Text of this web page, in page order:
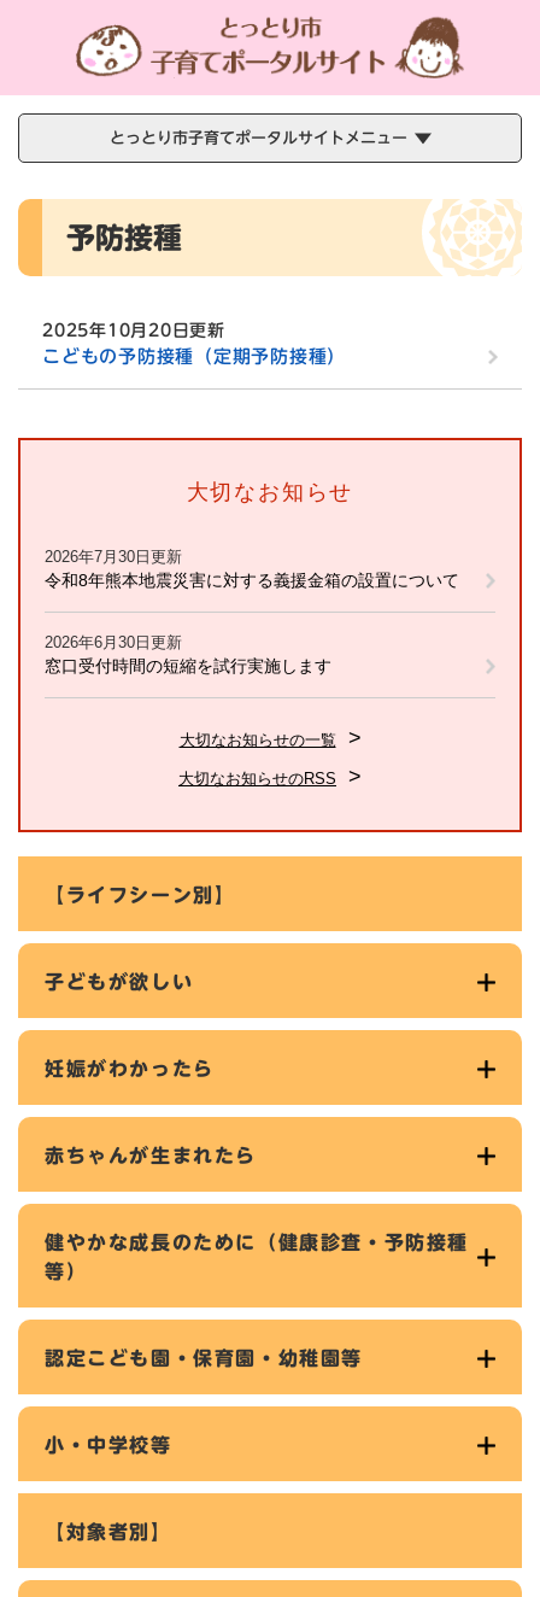
メニューを飛ばして本文へ
とっとり市子育てポータルサイトメニュー
本
予防接種
2025年10月20日更新
こどもの予防接種（定期予防接種）
大切なお知らせ
2026年7月30日更新
令和8年熊本地震災害に対する義援金箱の設置について
2026年6月30日更新
窓口受付時間の短縮を試行実施します
大切なお知らせの一覧
大切なお知らせのRSS
【ライフシーン別】
子どもが欲しい
妊娠がわかったら
赤ちゃんが生まれたら
健やかな成長のために（健康診査・予防接種
等）
認定こども園・保育園・幼稚園等
小・中学校等
【対象者別】